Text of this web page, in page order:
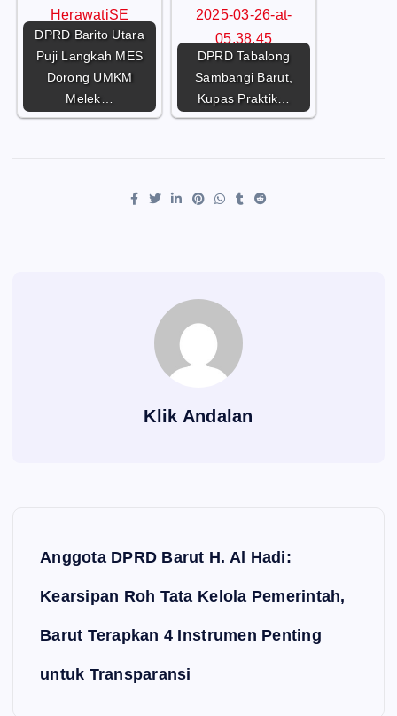
DPRD Barito Utara
Puji Langkah MES
Dorong UMKM
Melek…
DPRD Tabalong
Sambangi Barut,
Kupas Praktik…
Klik Andalan
Anggota DPRD Barut H. Al Hadi:
Kearsipan Roh Tata Kelola Pemerintah,
Barut Terapkan 4 Instrumen Penting
untuk Transparansi